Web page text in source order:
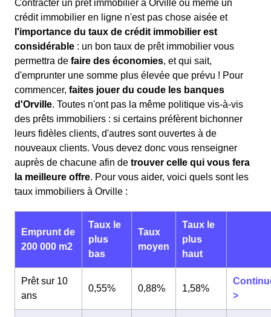
Contracter un prêt immobilier à Orville ou même un
crédit immobilier en ligne n'est pas chose aisée et
l'importance du taux de crédit immobilier est
considérable : un bon taux de prêt immobilier vous
permettra de faire des économies, et qui sait,
d'emprunter une somme plus élevée que prévu ! Pour
commencer, faites jouer du coude les banques
d'Orville. Toutes n'ont pas la même politique vis-à-vis
des prêts immobiliers : si certains préfèrent bichonner
leurs fidèles clients, d'autres sont ouvertes à de
nouveaux clients. Vous devez donc vous renseigner
auprès de chacune afin de trouver celle qui vous fera
la meilleure offre. Pour vous aider, voici quels sont les
taux immobiliers à Orville :
Emprunt de
200 000 m2
Taux le
plus
bas
Taux
moyen
Taux le
plus
haut
Prêt sur 10
ans
0,55% 0,88% 1,58%
>